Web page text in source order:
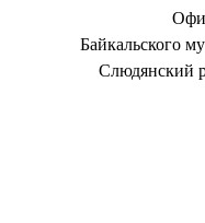
Байкальского
Слюдянский